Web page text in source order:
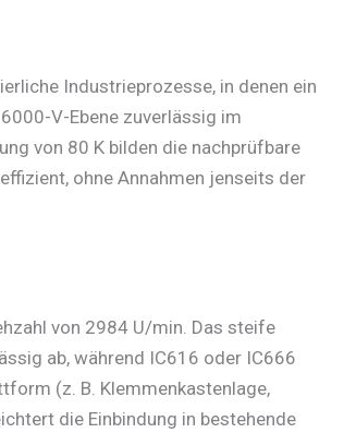
Industrieprozesse, in denen ein
V-Ebene zuverlässig im
von 80 K bilden die nachprüfbare
ohne Annahmen jenseits der
von 2984 U/min. Das steife
ab, während IC616 oder IC666
(z. B. Klemmenkastenlage,
die Einbindung in bestehende